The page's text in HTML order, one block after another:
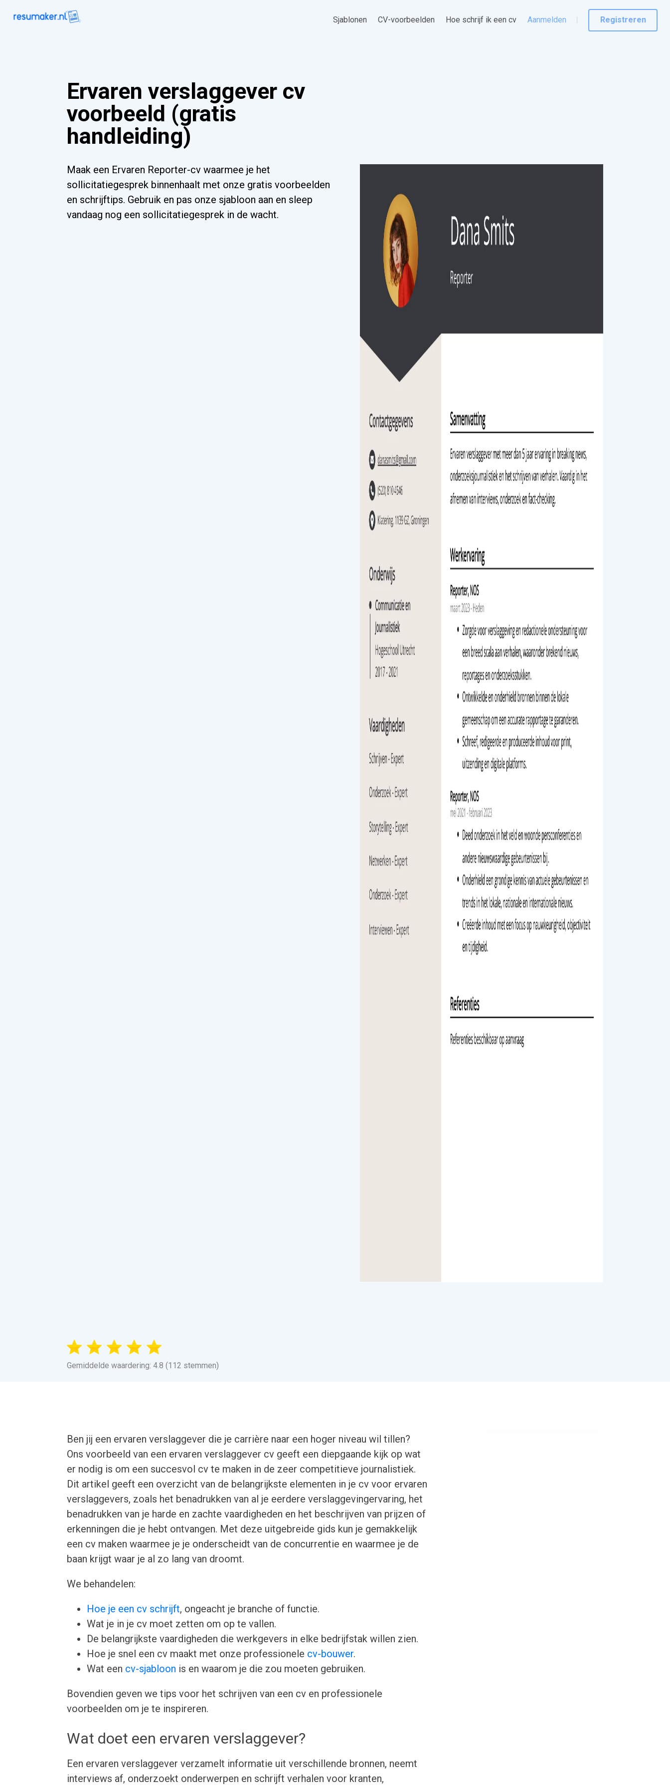
Sjablonen CV-voorbeelden Hoe schrijf ik een cv Aanmelden Registreren
Ervaren verslaggever cv
voorbeeld (gratis
handleiding)
Maak een Ervaren Reporter-cv waarmee je het
sollicitatiegesprek binnenhaalt met onze gratis voorbeelden
en schrijftips. Gebruik en pas onze sjabloon aan en sleep
vandaag nog een sollicitatiegesprek in de wacht.
Gemiddelde waardering: 4.8 (112 stemmen)
Ben jij een ervaren verslaggever die je carrière naar een hoger niveau wil tillen?
Ons voorbeeld van een ervaren verslaggever cv geeft een diepgaande kijk op wat
er nodig is om een succesvol cv te maken in de zeer competitieve journalistiek.
Dit artikel geeft een overzicht van de belangrijkste elementen in je cv voor ervaren
verslaggevers, zoals het benadrukken van al je eerdere verslaggevingervaring, het
benadrukken van je harde en zachte vaardigheden en het beschrijven van prijzen of
erkenningen die je hebt ontvangen. Met deze uitgebreide gids kun je gemakkelijk
een cv maken waarmee je je onderscheidt van de concurrentie en waarmee je de
baan krijgt waar je al zo lang van droomt.
We behandelen:
Hoe je een cv schrijft, ongeacht je branche of functie.
Wat je in je cv moet zetten om op te vallen.
De belangrijkste vaardigheden die werkgevers in elke bedrijfstak willen zien.
Hoe je snel een cv maakt met onze professionele cv-bouwer.
Wat een cv-sjabloon is en waarom je die zou moeten gebruiken.
Bovendien geven we tips voor het schrijven van een cv en professionele
voorbeelden om je te inspireren.
Wat doet een ervaren verslaggever?
Een ervaren verslaggever verzamelt informatie uit verschillende bronnen, neemt
interviews af, onderzoekt onderwerpen en schrijft verhalen voor kranten,